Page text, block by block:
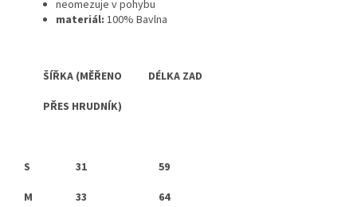
neomezuje v pohybu
materiál: 100% Bavlna
ŠÍŘKA (MĚŘENO DÉLKA ZAD
PŘES HRUDNÍK)
S 31 59
M 33 64